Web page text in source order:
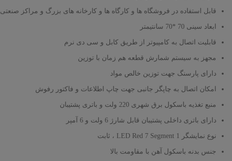
قابل استفاده در فروشگاه ها و کارگاه ها و کارخانه های بزرگ و مراکز صنعتی
ابعاد سینی 70 *70 سانتیمتر
قابلیت اتصال به کامپیوتر از طریق کابل و سی دی نرم
مجهز به سیستم شمارش قطعه هم زمان با توزین
دارای پارسنگ جهت توزین خالص مواد
امکان اتصال به چاپگر جانبی جهت چاپ اطلاعات و فاکتور رفوش
منبع تغذیه باسکول برق شهری 220 ولت و باتری پشتیبان
دارای باتری داخلی پشتیبان قابل شارژ 6 ولت و 6 آمپر
نوع نمایشگر LED Red 7 Segment 1 ، ثابت
جنس بدنه باسکول آهن با مقاومت بالا